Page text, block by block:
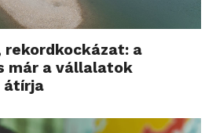
rekordkockázat: a
már a vállalatok
átírja